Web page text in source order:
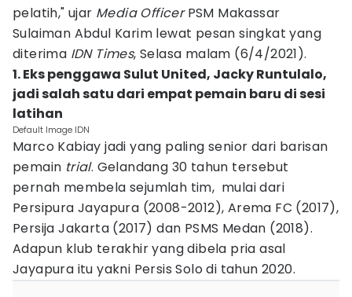
pelatih," ujar Media OfficerPSM Makassar
Sulaiman Abdul Karim lewat pesan singkat yang
diterima IDN Times, Selasa malam (6/4/2021).
1. Eks penggawa Sulut United, Jacky Runtulalo,
jadi salah satu dari empat pemain baru di sesi
latihan
Default Image IDN
Marco Kabiay jadi yang paling senior dari barisan
pemain trial. Gelandang 30 tahun tersebut
pernah membela sejumlah tim, mulai dari
Persipura Jayapura (2008-2012), Arema FC (2017),
Persija Jakarta (2017) dan PSMS Medan (2018).
Adapun klub terakhir yang dibela pria asal
Jayapura itu yakni Persis Solo di tahun 2020.